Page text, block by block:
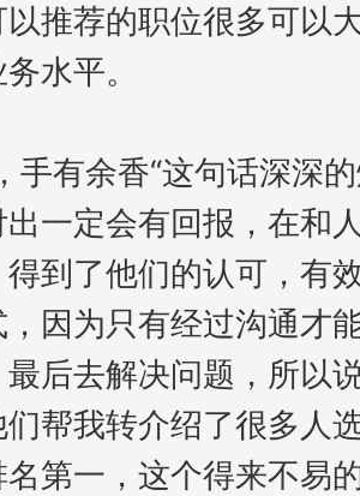
推荐的职位很多可以
水平。
手有余香“这句话深深
一定会有回报，在和
到了他们的认可， 有
因为只有经过沟通才
后去解决问题，所以
们帮我转介绍了很多人
第一，这个得来不易